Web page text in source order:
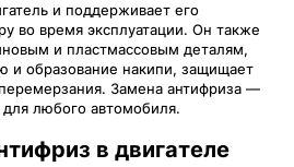
и поддерживает его
во время эксплуатации. Он также
и пластмассовым деталям,
и образование накипи, защищает
Замена антифриза —
для любого автомобиля.
в двигателе